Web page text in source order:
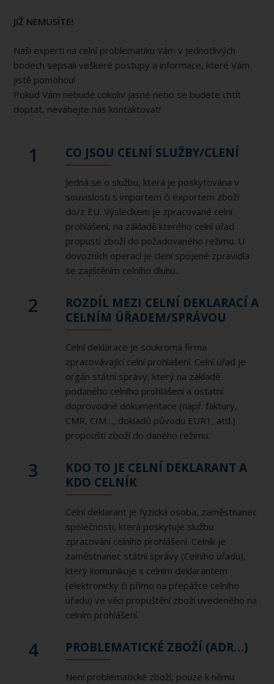
JIŽ NEMUSÍTE!
Naši experti na celní problematiku Vám v jednotlivých
bodech sepsali veškeré postupy a informace, které Vám
jistě pomohou!
Pokud Vám nebude cokoliv jasné nebo se budete chtít
doptat, neváhejte nás kontaktovat!
1 CO JSOU CELNÍ SLUŽBY/CLENÍ
Jedná se o službu, která je poskytována v
souvislosti s importem či exportem zboží
do/z EU. Výsledkem je zpracované celní
prohlášení, na základě kterého celní úřad
propustí zboží do požadovaného režimu. U
dovozních operací je clení spojené zpravidla
se zajištěním celního dluhu..
2
ROZDÍL MEZI CELNÍ DEKLARACÍ A
CELNÍM ÚŘADEM/SPRÁVOU
Celní deklarace je soukromá firma
zpracovávající celní prohlášení. Celní úřad je
orgán státní správy, který na základě
podaného celního prohlášení a ostatní
doprovodné dokumentace (např. faktury,
CMR, CIM…, dokladů původu EUR1, atd.)
propouští zboží do daného režimu.
3
KDO TO JE CELNÍ DEKLARANT A
KDO CELNÍK
Celní deklarant je fyzická osoba, zaměstnanec
společnosti, která poskytuje službu
zpracování celního prohlášení. Celník je
zaměstnanec státní správy (Celního úřadu),
který komunikuje s celním deklarantem
(elektronicky či přímo na přepážce celního
úřadu) ve věci propuštění zboží uvedeného na
celním prohlášení.
4 PROBLEMATICKÉ ZBOŽÍ (ADR…)
Není problematické zboží, pouze k němu